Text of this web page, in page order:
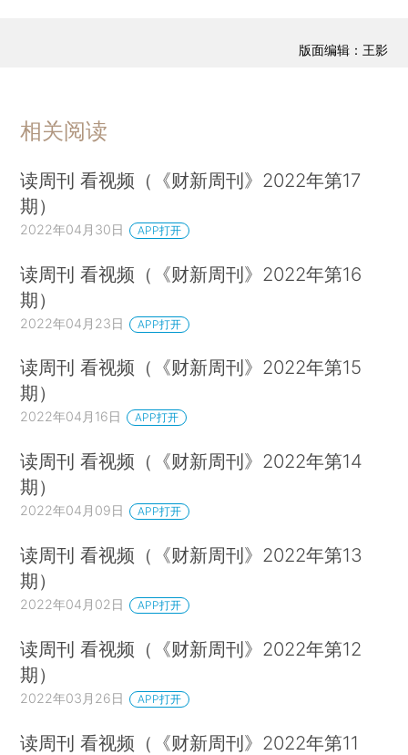
版面编辑：王影
相关阅读
读周刊 看视频（《财新周刊》2022年第17
期）
2022年04月30日 APP打开
读周刊 看视频（《财新周刊》2022年第16
期）
2022年04月23日 APP打开
读周刊 看视频（《财新周刊》2022年第15
期）
2022年04月16日 APP打开
读周刊 看视频（《财新周刊》2022年第14
期）
2022年04月09日 APP打开
读周刊 看视频（《财新周刊》2022年第13
期）
2022年04月02日 APP打开
读周刊 看视频（《财新周刊》2022年第12
期）
2022年03月26日 APP打开
读周刊 看视频（《财新周刊》2022年第11